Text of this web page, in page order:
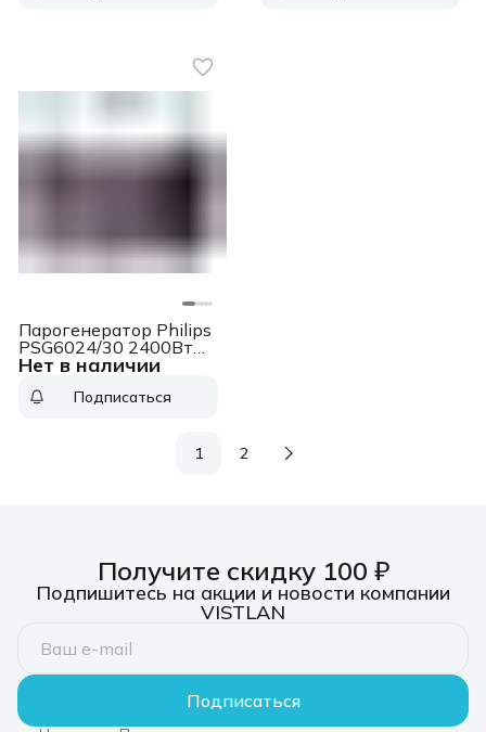
Нет в наличии
Парогенератор Philips
PSG6024/30 2400Вт
белый/фиолетовый
Подписаться
1 2
Получите скидку 100 ₽
Подпишитесь на акции и новости компании
VISTLAN
Подписаться